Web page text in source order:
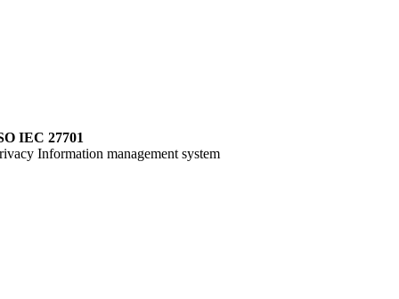
IEC 27701
Information management system